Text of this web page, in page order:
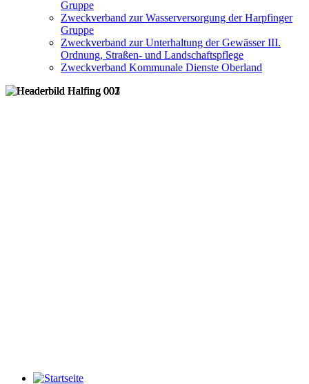
Gruppe
Zweckverband zur Wasserversorgung der Harpfinger
Gruppe
Zweckverband zur Unterhaltung der Gewässer III.
Ordnung, Straßen- und Landschaftspflege
Zweckverband Kommunale Dienste Oberland